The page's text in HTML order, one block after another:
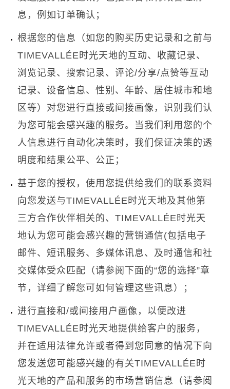
息，例如订单确认；
根据您的信息（如您的购买历史记录和之前与
TIMEVALLÉE 时光天地的互动、收藏记录、
浏览记录、搜索记录、评论/分享/点赞等互动
记录、设备信息、性别、年龄、居住城市和地
区等）对您进行直接或间接画像，识别我们认
为您可能会感兴趣的服务。当我们利用您的个
人信息进行自动化决策时，我们保证决策的透
明度和结果公平、公正；
基于您的授权，使用您提供给我们的联系资料
向您发送与TIMEVALLÉE 时光天地及其他第
三方合作伙伴相关的、 TIMEVALLÉE 时光天
地认为您可能会感兴趣的营销通信(包括电子
邮件、短讯服务、多媒体讯息、及时通信和社
交媒体受众匹配（请参阅下面的“您的选择”章
节，详细了解您可如何管理这些讯息）；
进行直接和 /或间接用户画像，以便改进
TIMEVALLÉE 时光天地提供给客户的服务，
并在适用法律允许或者得到您同意的情况下向
您发送您可能感兴趣的有关TIMEVALLÉE 时
光天地的产品和服务的市场营销信息（请参阅